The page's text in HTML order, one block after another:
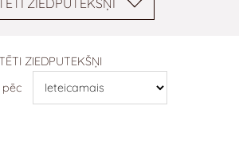
ZIEDPUTEKŠŅI
ZIEDPUTEKŠŅI